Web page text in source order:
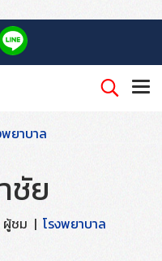
พยาบาล
ชัย
ผู้ชม | โรงพยาบาล